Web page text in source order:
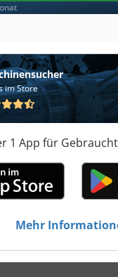
im Store
1 App für
Mehr